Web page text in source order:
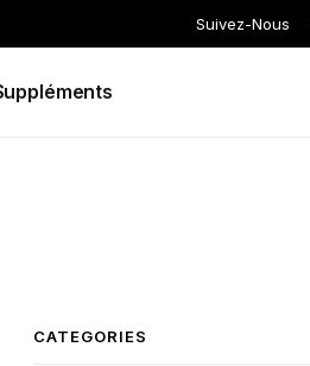
Suivez-Nous
CATEGORIES